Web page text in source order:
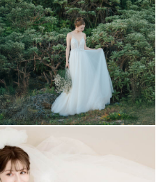
豊富なドレス
子供用の衣装